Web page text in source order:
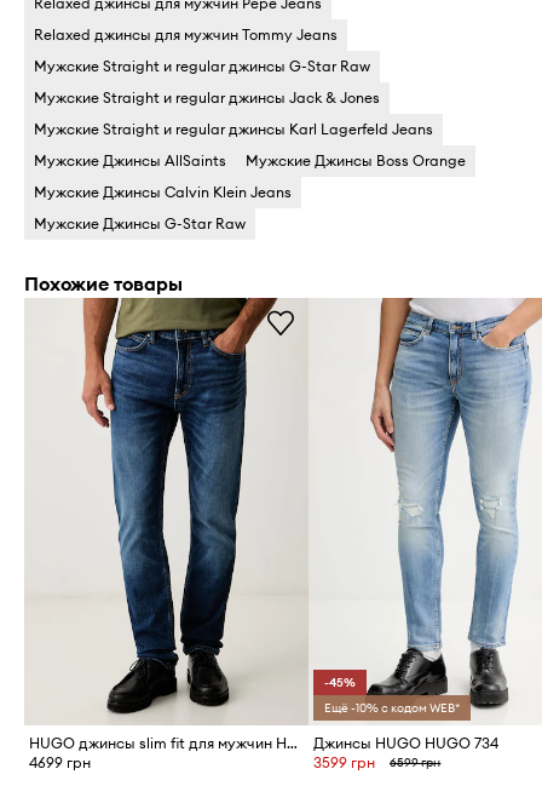
Relaxed джинсы для мужчин Tommy Jeans
Мужские Straight и regular джинсы G-Star Raw
Мужские Straight и regular джинсы Jack & Jones
Мужские Straight и regular джинсы Karl Lagerfeld Jeans
Мужские Джинсы AllSaints
Мужские Джинсы Boss Orange
Мужские Джинсы Calvin Klein Jeans
Мужские Джинсы G-Star Raw
Похожие товары
HUGO джинсы slim fit для мужчин HUGO
4699 грн
-45%
Ещё -10% с кодом WEB*
Джинсы HUGO HUGO 734
3599 грн
6599 грн